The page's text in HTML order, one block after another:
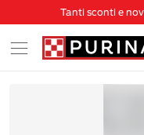
Tanti sconti e
Invita un amico per